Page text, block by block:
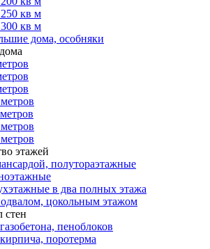
кв м
кв м
дома, особняки
этажей
полутораэтажные
в два полных этажа
цокольным этажом
стен
пеноблоков
поротерма